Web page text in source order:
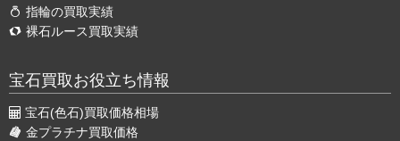
指輪の買取実績
裸石ルース買取実績
宝石買取お役立ち情報
宝石(色石)買取価格相場
金プラチナ買取価格